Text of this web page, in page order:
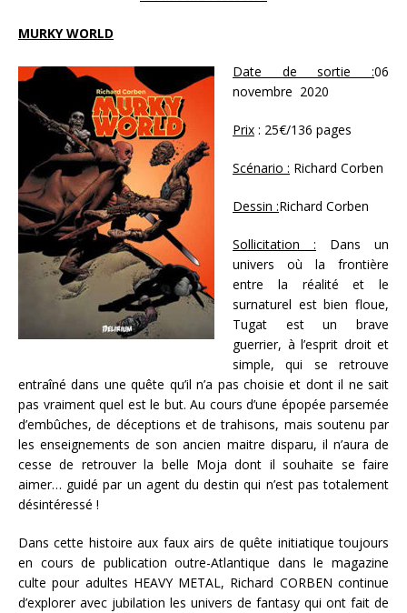
MURKY WORLD
Date de sortie :06
novembre 2020
Prix : 25€/136 pages
Scénario : Richard Corben
Dessin :Richard Corben
Sollicitation : Dans un
univers où la frontière
entre la réalité et le
surnaturel est bien floue,
Tugat est un brave
guerrier, à l’esprit droit et
simple, qui se retrouve
entraîné dans une quête qu’il n’a pas choisie et dont il ne sait
pas vraiment quel est le but. Au cours d’une épopée parsemée
d’embûches, de déceptions et de trahisons, mais soutenu par
les enseignements de son ancien maitre disparu, il n’aura de
cesse de retrouver la belle Moja dont il souhaite se faire
aimer… guidé par un agent du destin qui n’est pas totalement
désintéressé !
Dans cette histoire aux faux airs de quête initiatique toujours
en cours de publication outre-Atlantique dans le magazine
culte pour adultes HEAVY METAL, Richard CORBEN continue
d’explorer avec jubilation les univers de fantasy qui ont fait de